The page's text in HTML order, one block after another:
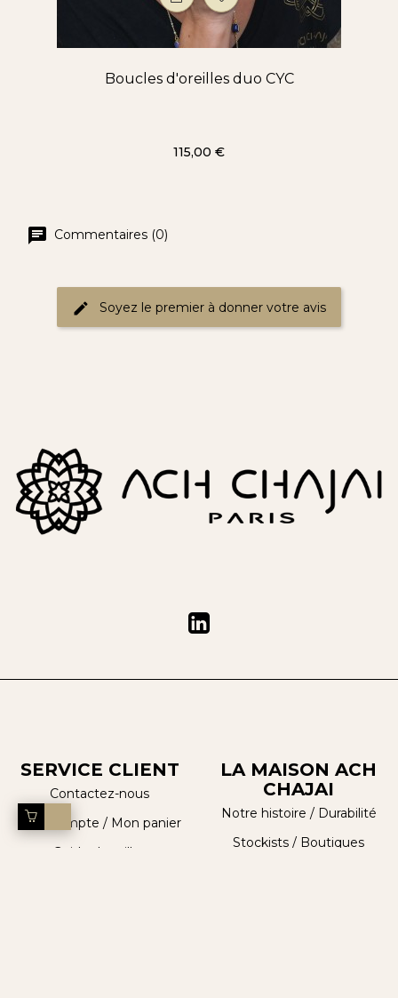
Boucles d'oreilles duo CYC
Prix
115,00 €
Commentaires (0)
Soyez le premier à donner votre avis
SERVICE CLIENT
Contactez-nous
Mon compte / Mon panier
Guide de tailles
LA MAISON ACH
CHAJAI
Notre histoire / Durabilité
Stockists / Boutiques